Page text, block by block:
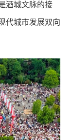
酒城文脉的接
代城市发展双向